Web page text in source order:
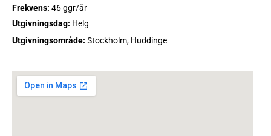
Frekvens: 46 ggr/år
Utgivningsdag: Helg
Utgivningsområde: Stockholm, Huddinge